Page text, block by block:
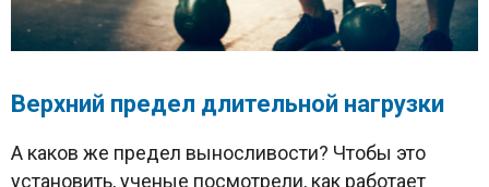
Верхний предел длительной нагрузки
А каков же предел выносливости? Чтобы это
установить, ученые посмотрели, как работает